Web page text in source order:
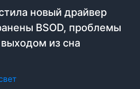
новый драйвер
BSOD, проблемы
из сна